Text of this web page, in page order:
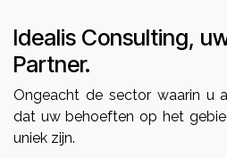
Idealis Consulting,
Partner.
Ongeacht de sector waarin u
dat uw behoeften op het
uniek zijn.